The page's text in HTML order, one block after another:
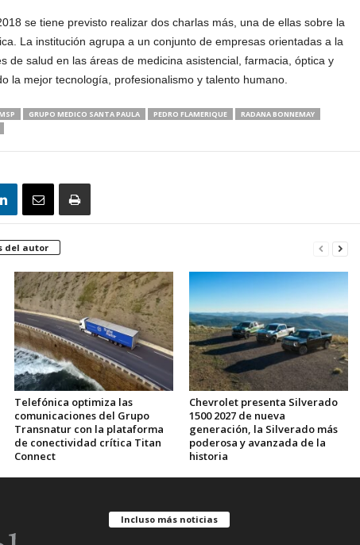
se tiene previsto realizar dos charlas más, una de ellas sobre la
La institución agrupa a un conjunto de empresas orientadas a la
de salud en las áreas de medicina asistencial, farmacia, óptica y
la mejor tecnología, profesionalismo y talento humano.
GRUPO MEDICO SANTA PAULA PEDRO FLAMERIQUE
RADANA BONNEMAY
del autor
Telefónica optimiza las
comunicaciones del Grupo
Transnatur con la plataforma
de conectividad crítica Titan
Connect
Chevrolet presenta Silverado
1500 2027 de nueva
generación, la Silverado más
poderosa y avanzada de la
historia
Incluso más noticias